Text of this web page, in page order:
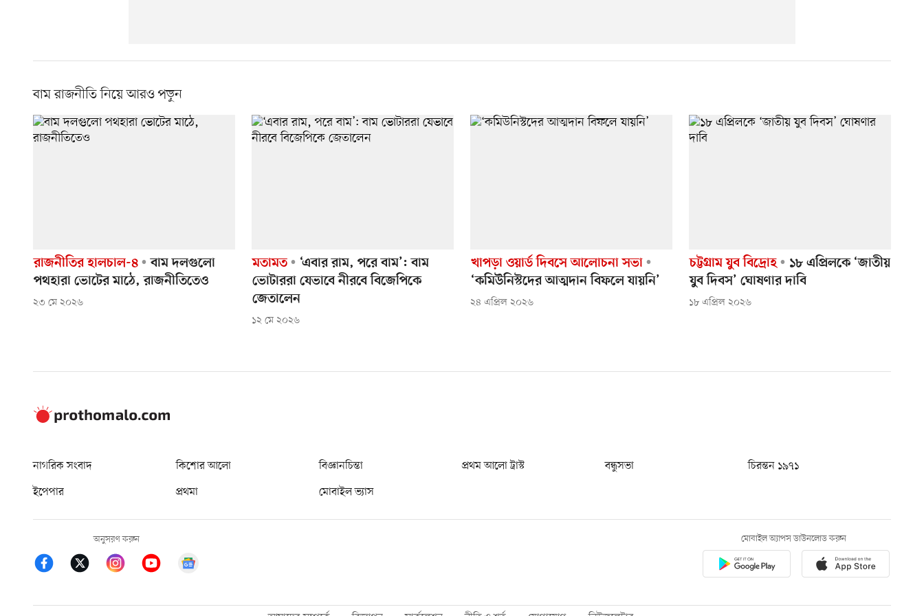
বাম রাজনীতি নিয়ে আরও পড়ুন
রাজনীতির হালচাল-৪
বাম দলগুলো
পথহারা ভোটের মাঠে, রাজনীতিতেও
২৩ মে ২০২৬
মতামত
‘এবার রাম, পরে বাম’: বাম
ভোটাররা যেভাবে নীরবে বিজেপিকে
জেতালেন
১২ মে ২০২৬
খাপড়া ওয়ার্ড দিবসে আলোচনা সভা
‘কমিউনিস্টদের আত্মদান বিফলে যায়নি’
২৪ এপ্রিল ২০২৬
চট্টগ্রাম যুব বিদ্রোহ
১৮ এপ্রিলকে ‘জাতীয়
যুব দিবস’ ঘোষণার দাবি
১৮ এপ্রিল ২০২৬
নাগরিক সংবাদ কিশোর আলো বিজ্ঞানচিন্তা প্রথম আলো ট্রাস্ট বন্ধুসভা
চিরন্তন ১৯৭১
ইপেপার
প্রথমা মোবাইল ভ্যাস
অনুসরণ করুন মোবাইল অ্যাপস ডাউনলোড করুন